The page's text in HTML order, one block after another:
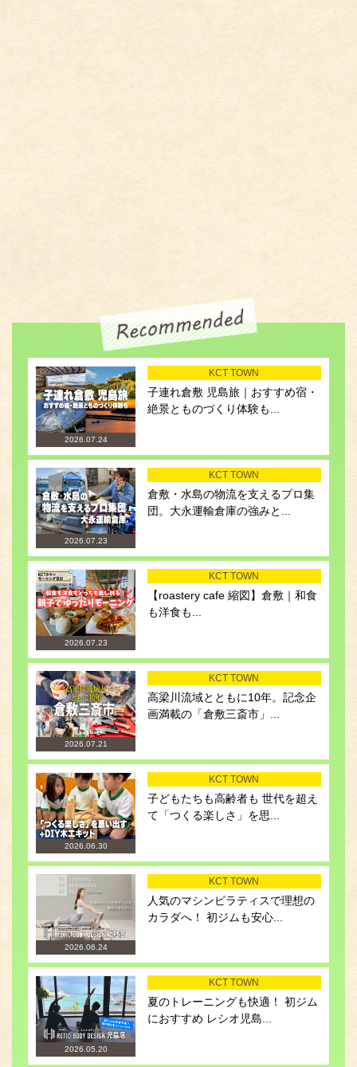
2026.07.24
KCT TOWN
子連れ倉敷 児島旅｜おすすめ宿・
絶景とものづくり体験も...
2026.07.23
KCT TOWN
倉敷・水島の物流を支えるプロ集
団。大永運輸倉庫の強みと...
2026.07.23
KCT TOWN
【roastery cafe 縮図】倉敷｜和食
も洋食も...
2026.07.21
KCT TOWN
高梁川流域とともに10年。記念企
画満載の「倉敷三斎市」...
2026.06.30
KCT TOWN
子どもたちも高齢者も 世代を超え
て「つくる楽しさ」を思...
2026.06.24
KCT TOWN
人気のマシンピラティスで理想の
カラダへ！ 初ジムも安心...
2026.05.20
KCT TOWN
夏のトレーニングも快適！ 初ジム
におすすめ レシオ児島...